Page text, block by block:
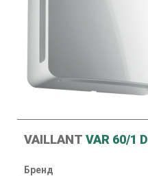
VAILLANT VAR 60/1 D
Бренд